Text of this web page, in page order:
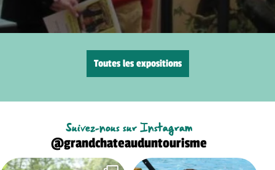
Toutes les expositions
Suivez-nous sur Instagram
@grandchateauduntourisme